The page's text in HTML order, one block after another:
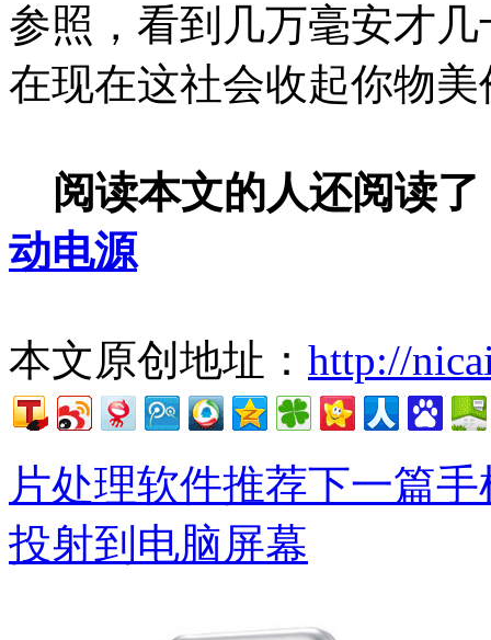
参照，看到几万毫安才
在现在这社会收起你物
阅读本文的人还阅读了
动电源
本文原创地址： http://
片处理软件推荐下一篇
投射到电脑屏幕